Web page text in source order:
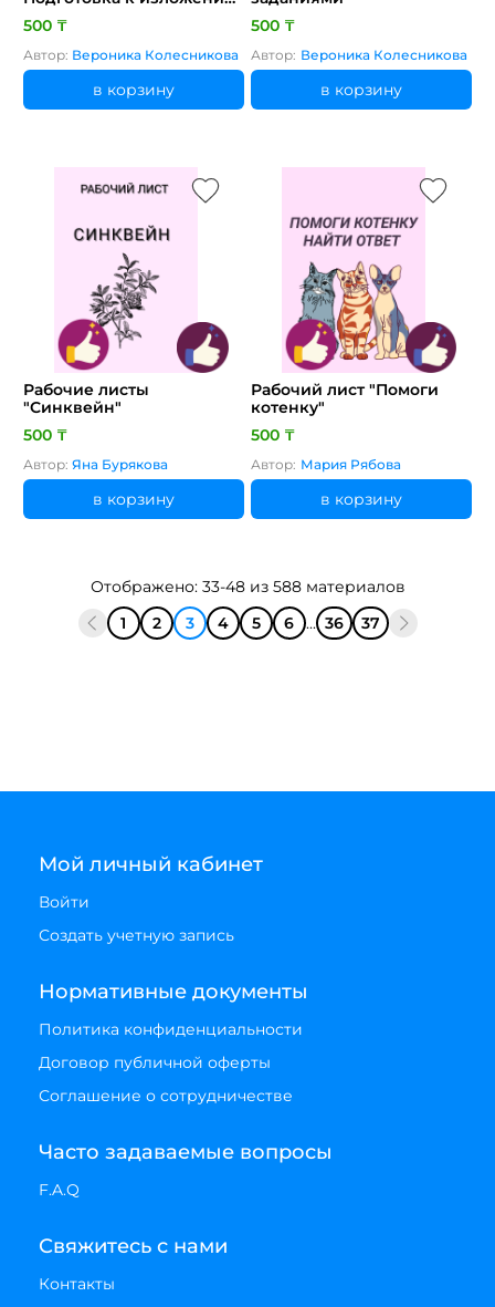
"Мал, да удал"
500 ₸
Автор: Вероника Колесникова
в корзину
500 ₸
Автор: Вероника Колесникова
в корзину
Рабочие листы
"Синквейн"
500 ₸
Автор: Яна Бурякова
в корзину
Рабочий лист "Помоги
котенку"
500 ₸
Автор: Мария Рябова
в корзину
Отображено: 33-48 из 588 материалов
1
2 3 4 5 6 ... 36 37
Мой личный кабинет
Войти
Создать учетную запись
Нормативные документы
Политика конфиденциальности
Договор публичной оферты
Соглашение о сотрудничестве
Часто задаваемые вопросы
F.A.Q
Свяжитесь с нами
Контакты